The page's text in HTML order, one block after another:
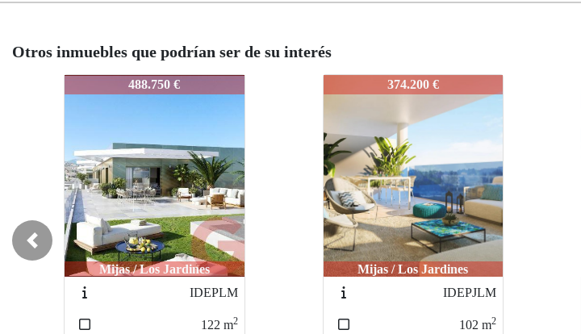
Otros inmuebles que podrían ser de su interés
IDEPJLMA374.200 €
Mijas / Los Jardines
IDEPJLM
102 m2
IDEPJLMA364.000 €
Mijas / Los Jardines
IDEPJLM1
100m2
Previous